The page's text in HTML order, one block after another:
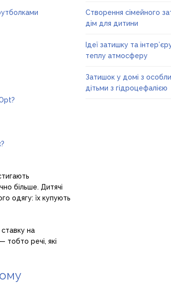
більше. Дитячі
одягу: їх купують
на
тобто речі, які
Створення сімейного
дім для дитини
Ідеї затишку та
теплу атмосферу
Затишок у домі з
дітьми з гідроцефалією